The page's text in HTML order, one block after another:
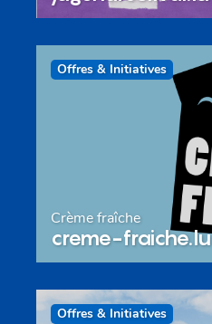
Offres & Initiatives
Crème fraîche
creme-fraiche.lu
Offres & Initiatives